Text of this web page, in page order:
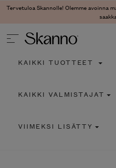
Tervetuloa Skannolle! Olemme avoinna
Type 2 or more characters for
KAIKKI TUOTTEET
KAIKKI VALMISTAJAT
VIIMEKSI LISÄTTY